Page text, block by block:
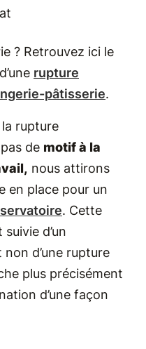
? Retrouvez ici le
rupture
pâtisserie.
rupture
de motif à la
nous attirons
en place pour un
. Cette
d’un
d’une rupture
plus précisément
d’une façon